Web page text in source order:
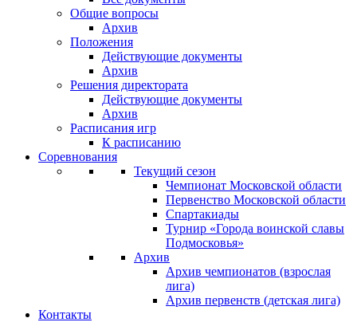
Общие вопросы
Архив
Положения
Действующие документы
Архив
Решения директората
Действующие документы
Архив
Расписания игр
К расписанию
Соревнования
Текущий сезон
Чемпионат Московской области
Первенство Московской области
Спартакиады
Турнир «Города воинской славы
Подмосковья»
Архив
Архив чемпионатов (взрослая
лига)
Архив первенств (детская лига)
Контакты